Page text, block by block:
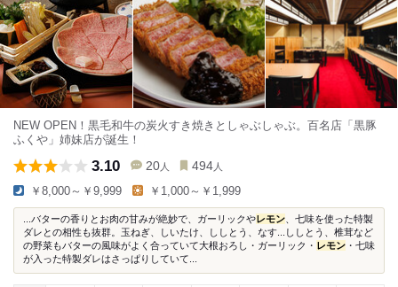
NEW OPEN！黒毛和牛の炭火すき焼きとしゃぶしゃぶ。百名店「黒豚
ふくや」姉妹店が誕生！
3.10 20 人 494 人
￥8,000～￥9,999 ￥1,000～￥1,999
...バターの香りとお肉の甘みが絶妙で、ガーリックや レモン 、七味を使った特製
ダレとの相性も抜群。玉ねぎ、しいたけ、ししとう、なす...ししとう、椎茸など
の野菜もバターの風味がよく合っていて大根おろし・ガーリック・ レモン ・七味
が入った特製ダレはさっぱりしていて...